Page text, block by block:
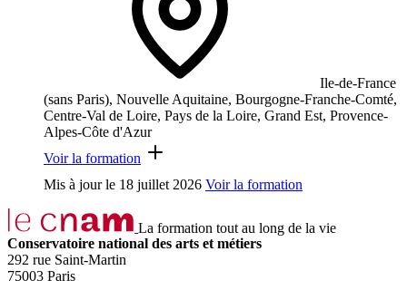
Ile-de-France
(sans Paris), Nouvelle Aquitaine, Bourgogne-Franche-Comté,
Centre-Val de Loire, Pays de la Loire, Grand Est, Provence-
Alpes-Côte d'Azur
Voir la formation
Mis à jour le 18 juillet 2026 Voir la formation
La formation tout au long de la vie
Conservatoire national des arts et métiers
292 rue Saint-Martin
75003 Paris